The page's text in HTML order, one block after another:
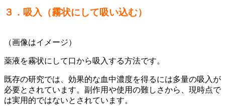
３．吸入（霧状にして吸い込む）
（画像はイメージ）
薬液を霧状にして口から吸入する方法です。
既存の研究では、効果的な血中濃度を得るには多量の吸入が
必要とされています。副作用や使用の難しさから、現時点で
は実用的ではないとされています。